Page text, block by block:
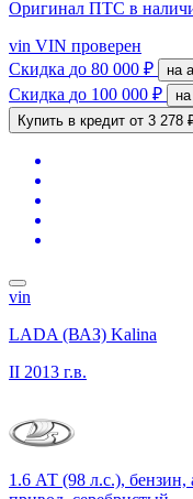
Оригинал ПТС в
vin VIN проверен
Скидка до 80 000 ₽
Скидка до 100 000 ₽
Купить в кредит от 3 278
vin
LADA (ВАЗ) Kalina
II 2013 г.в.
1.6 АТ (98 л.с.), бензин,